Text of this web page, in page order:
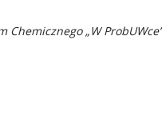
Chemicznego „W ProbUWce”